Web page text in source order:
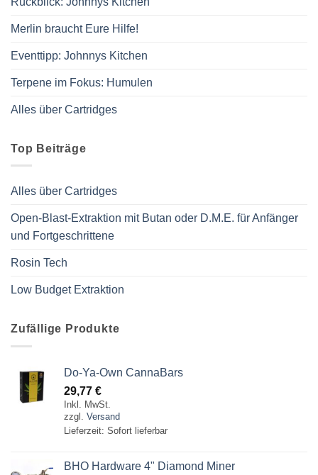
Merlin braucht Eure Hilfe!
Eventtipp: Johnnys Kitchen
Terpene im Fokus: Humulen
Alles über Cartridges
Top Beiträge
Alles über Cartridges
Open-Blast-Extraktion mit Butan oder D.M.E. für Anfänger
und Fortgeschrittene
Rosin Tech
Low Budget Extraktion
Zufällige Produkte
Do-Ya-Own CannaBars
29,77 €
Inkl. MwSt.
zzgl. Versand
Lieferzeit: Sofort lieferbar
BHO Hardware 4" Diamond Miner